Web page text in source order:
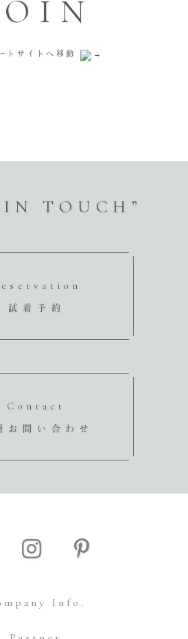
トサイトへ移動
IN TOUCH”
試着予約
Contact
お問い合わせ
Info.